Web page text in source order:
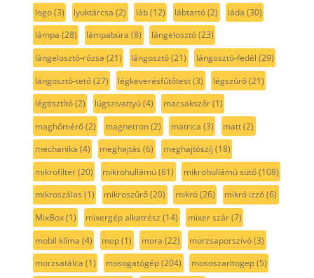
logo(3) lyuktárcsa (2) láb(12) lábtartó(2) láda (30)
lámpa (28) lámpabúra (8) lángelosztó(23)
lángelosztó-rózsa (21) lángosztó(21) lángosztó-fedél (29)
lángosztó-tető(27) légkeverésfűtőtest(3) légszűrő(21)
légtisztító(2) lúgszivattyú(4) macsakszőr(1)
maghőmérő(2) magnetron(2) matrica (3) matt(2)
mechanika (4) meghajtás (6) meghajtószíj (18)
mikrofilter(20) mikrohullámú(61) mikrohullámú sütő(108)
mikroszálas (1) mikroszűrő(20) mikró(26) mikró izzó(6)
MixBox(1) mixergép alkatrész (14) mixer szár(7)
mobil klíma (4) mop(1) mora (22) morzsaporszívó(3)
morzsatálca (1) mosogatógép(204) mososzaritogep(5)